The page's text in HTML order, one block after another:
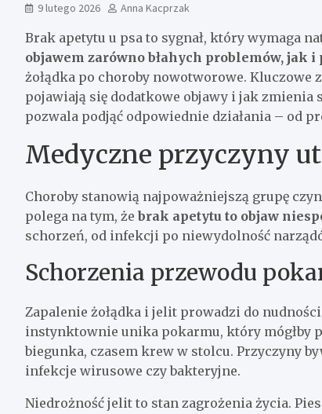
9 lutego 2026 Anna Kacprzak
Brak apetytu u psa to sygnał, który wymaga
objawem zarówno błahych problemów, jak
żołądka po choroby nowotworowe. Kluczowe
pojawiają się dodatkowe objawy i jak zmienia
pozwala podjąć odpowiednie działania – od
Medyczne przyczyny
Choroby stanowią najpoważniejszą grupę
polega na tym, że brak apetytu to objaw
schorzeń, od infekcji po niewydolność
Schorzenia przewodu
Zapalenie żołądka i jelit prowadzi do
instynktownie unika pokarmu, który mógłby
biegunka, czasem krew w stolcu. Przyczyny
infekcje wirusowe czy bakteryjne.
Niedrożność jelit to stan zagrożenia życia.